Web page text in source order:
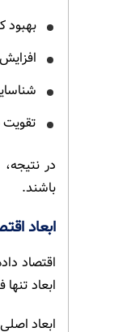
بهبود
تقویت
در
باشند.
ابعاد
اقتصاد
ابعاد
ابعاد